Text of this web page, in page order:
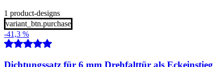
1 product-designs
variant_btn.purchase
-41,3 %
Dichtungssatz für 6 mm Drehfalttür als Eckeinstieg